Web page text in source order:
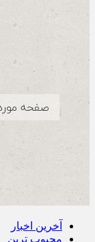
آخرین اخبار
محبوب ترین